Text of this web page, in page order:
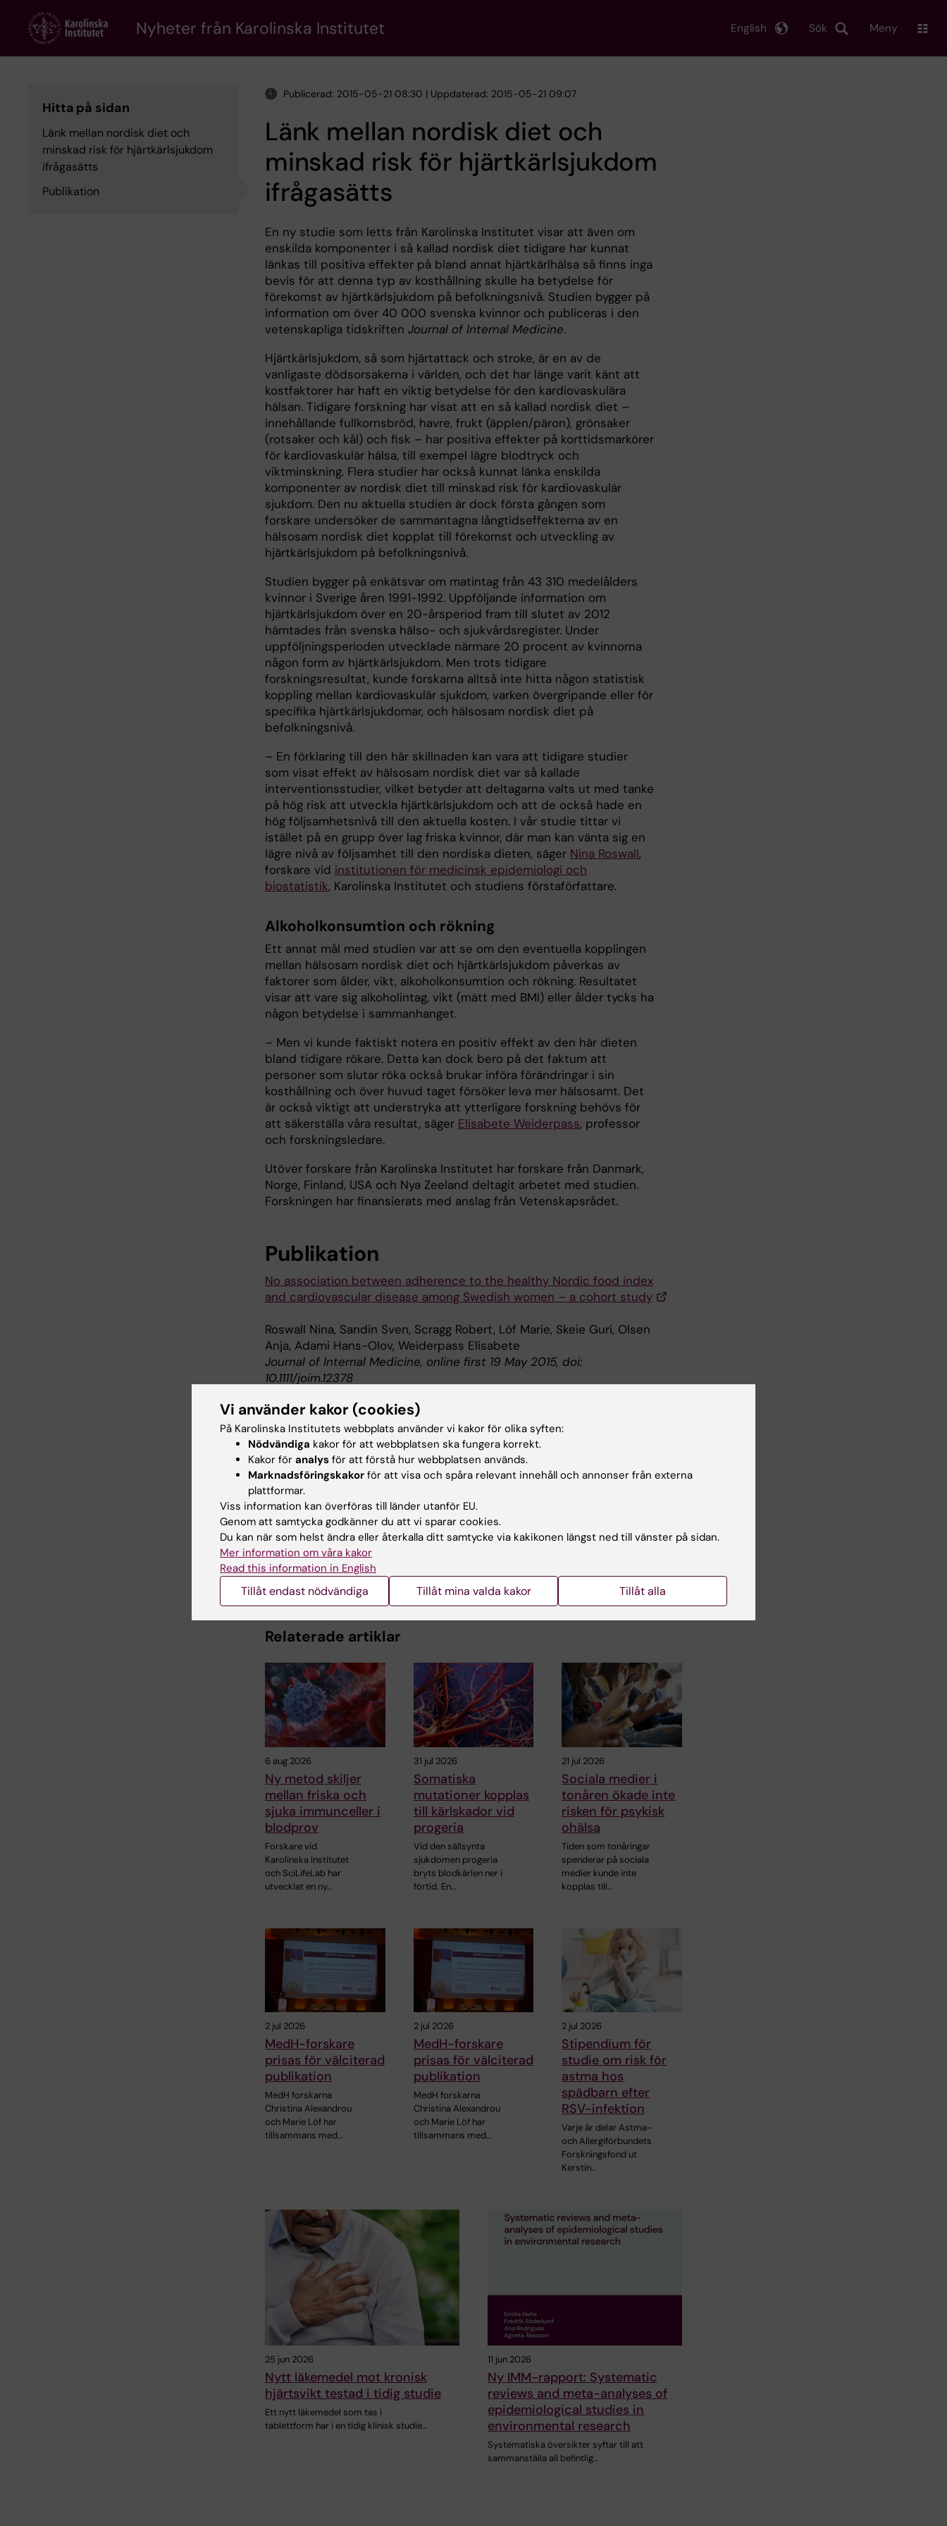
content
Nyheter från Karolinska Institutet Sök
English Meny
Hitta på sidan
Länk mellan nordisk diet och
minskad risk för hjärtkärlsjukdom
ifrågasätts
Publikation
Publicerad: 2015-05-21 08:30 | Uppdaterad: 2015-05-21 09:07
Länk mellan nordisk diet och
minskad risk för hjärtkärlsjukdom
ifrågasätts
En ny studie som letts från Karolinska Institutet visar att även om
enskilda komponenter i så kallad nordisk diet tidigare har kunnat
länkas till positiva effekter på bland annat hjärtkärlhälsa så finns inga
bevis för att denna typ av kosthållning skulle ha betydelse för
förekomst av hjärtkärlsjukdom på befolkningsnivå. Studien bygger på
information om över 40 000 svenska kvinnor och publiceras i den
vetenskapliga tidskriften Journal of Internal Medicine.
Hjärtkärlsjukdom, så som hjärtattack och stroke, är en av de
vanligaste dödsorsakerna i världen, och det har länge varit känt att
kostfaktorer har haft en viktig betydelse för den kardiovaskulära
hälsan. Tidigare forskning har visat att en så kallad nordisk diet –
innehållande fullkornsbröd, havre, frukt (äpplen/päron), grönsaker
(rotsaker och kål) och fisk – har positiva effekter på korttidsmarkörer
för kardiovaskulär hälsa, till exempel lägre blodtryck och
viktminskning. Flera studier har också kunnat länka enskilda
komponenter av nordisk diet till minskad risk för kardiovaskulär
sjukdom. Den nu aktuella studien är dock första gången som
forskare undersöker de sammantagna långtidseffekterna av en
hälsosam nordisk diet kopplat till förekomst och utveckling av
hjärtkärlsjukdom på befolkningsnivå.
Studien bygger på enkätsvar om matintag från 43 310 medelålders
kvinnor i Sverige åren 1991-1992. Uppföljande information om
hjärtkärlsjukdom över en 20-årsperiod fram till slutet av 2012
hämtades från svenska hälso- och sjukvårdsregister. Under
uppföljningsperioden utvecklade närmare 20 procent av kvinnorna
någon form av hjärtkärlsjukdom. Men trots tidigare
forskningsresultat, kunde forskarna alltså inte hitta någon statistisk
koppling mellan kardiovaskulär sjukdom, varken övergripande eller för
specifika hjärtkärlsjukdomar, och hälsosam nordisk diet på
befolkningsnivå.
– En förklaring till den här skillnaden kan vara att tidigare studier
som visat effekt av hälsosam nordisk diet var så kallade
interventionsstudier, vilket betyder att deltagarna valts ut med tanke
på hög risk att utveckla hjärtkärlsjukdom och att de också hade en
hög följsamhetsnivå till den aktuella kosten. I vår studie tittar vi
istället på en grupp över lag friska kvinnor, där man kan vänta sig en
lägre nivå av följsamhet till den nordiska dieten, säger Nina Roswall,
forskare vid institutionen för medicinsk epidemiologi och
biostatistik, Karolinska Institutet och studiens förstaförfattare.
Alkoholkonsumtion och rökning
Ett annat mål med studien var att se om den eventuella kopplingen
mellan hälsosam nordisk diet och hjärtkärlsjukdom påverkas av
faktorer som ålder, vikt, alkoholkonsumtion och rökning. Resultatet
visar att vare sig alkoholintag, vikt (mätt med BMI) eller ålder tycks ha
någon betydelse i sammanhanget.
– Men vi kunde faktiskt notera en positiv effekt av den här dieten
bland tidigare rökare. Detta kan dock bero på det faktum att
personer som slutar röka också brukar införa förändringar i sin
kosthållning och över huvud taget försöker leva mer hälsosamt. Det
är också viktigt att understryka att ytterligare forskning behövs för
att säkerställa våra resultat, säger Elisabete Weiderpass, professor
och forskningsledare.
Utöver forskare från Karolinska Institutet har forskare från Danmark,
Norge, Finland, USA och Nya Zeeland deltagit arbetet med studien.
Forskningen har finansierats med anslag från Vetenskapsrådet.
Publikation
No association between adherence to the healthy Nordic food index
and cardiovascular disease among Swedish women – a cohort study
Roswall Nina, Sandin Sven, Scragg Robert, Löf Marie, Skeie Guri, Olsen
Anja, Adami Hans-Olov, Weiderpass Elisabete
Journal of Internal Medicine, online first 19 May 2015, doi:
10.1111/joim.12378
Tags
Epidemiologi Hjärt-kärlsjukdomar
Uppdaterad av:
Webb Admin 2015-05-21
Dela
Relaterade artiklar
6 aug 2026
Ny metod skiljer
mellan friska och
sjuka immunceller i
blodprov
Forskare vid
Karolinska Institutet
och SciLifeLab har
utvecklat en ny…
31 jul 2026
Somatiska
mutationer kopplas
till kärlskador vid
progeria
Vid den sällsynta
sjukdomen progeria
bryts blodkärlen ner i
förtid. En…
21 jul 2026
Sociala medier i
tonåren ökade inte
risken för psykisk
ohälsa
Tiden som tonåringar
spenderar på sociala
medier kunde inte
kopplas till…
2 jul 2026
MedH-forskare
prisas för välciterad
publikation
MedH forskarna
Christina Alexandrou
och Marie Löf har
tillsammans med…
2 jul 2026
MedH-forskare
prisas för välciterad
publikation
MedH forskarna
Christina Alexandrou
och Marie Löf har
tillsammans med…
2 jul 2026
Stipendium för
studie om risk för
astma hos
spädbarn efter
RSV-infektion
Varje år delar Astma-
och Allergiförbundets
Forskningsfond ut
Kerstin…
25 jun 2026
Nytt läkemedel mot kronisk
hjärtsvikt testad i tidig studie
Ett nytt läkemedel som tas i
tablettform har i en tidig klinisk studie…
11 jun 2026
Ny IMM-rapport: Systematic
reviews and meta-analyses of
epidemiological studies in
environmental research
Systematiska översikter syftar till att
sammanställa all befintlig…
Vi använder kakor (cookies)
På Karolinska Institutets webbplats använder vi kakor för olika syften:
Nödvändiga kakor för att webbplatsen ska fungera korrekt.
Kakor för analys för att förstå hur webbplatsen används.
Marknadsföringskakor för att visa och spåra relevant innehåll och annonser från externa
plattformar.
Viss information kan överföras till länder utanför EU.
Genom att samtycka godkänner du att vi sparar cookies.
Du kan när som helst ändra eller återkalla ditt samtycke via kakikonen längst ned till vänster på sidan.
Mer information om våra kakor
Read this information in English
Tillåt endast nödvändiga Tillåt mina valda kakor Tillåt alla